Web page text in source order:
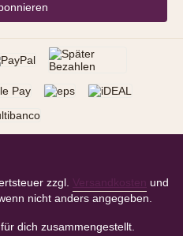
zzgl. Versandkosten
und
nicht anders angegeben.
dich zusammengestellt.